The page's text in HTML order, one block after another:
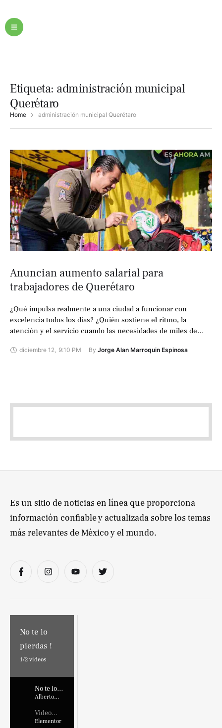
Etiqueta: administración municipal
Querétaro
Home administración municipal Querétaro
Anuncian aumento salarial para
trabajadores de Querétaro
¿Qué impulsa realmente a una ciudad a funcionar con
excelencia todos los días? ¿Quién sostiene el ritmo, la
atención y el servicio cuando las necesidades de miles de
diciembre 12, 9:10 PM By Jorge Alan Marroquin Espinosa
No te lo
pierdas !
1/2 videos
No te lo
pierdas !
Alberto
Video
Placehold
Elementor
Es un sitio de noticias en línea que proporciona
información confiable y actualizada sobre los temas
más relevantes de México y el mundo.